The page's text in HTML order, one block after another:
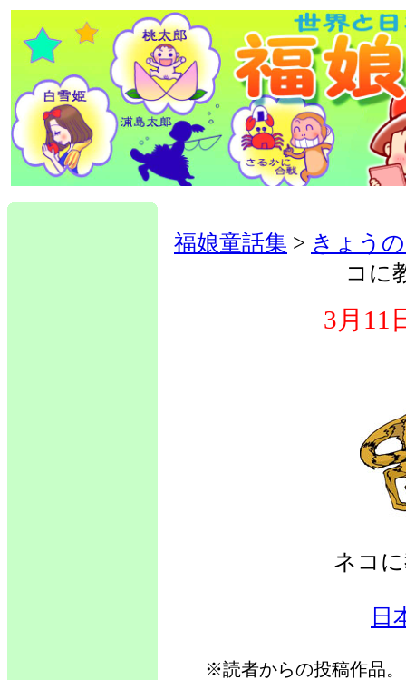
福娘童話集 > きょう
コに
3月11
ネコ
日
※読者からの投稿作品